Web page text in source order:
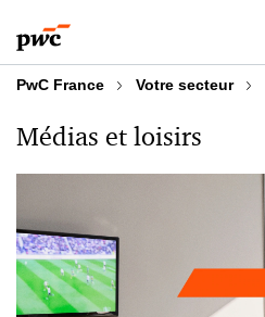
au
contenu
au
pied
dePwC France Votre secteur
Médias et loisirs